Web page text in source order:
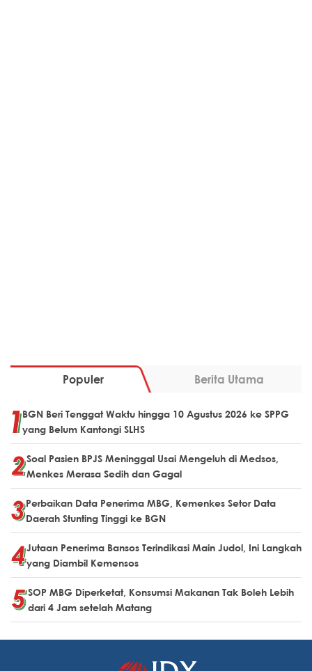
Populer Berita Utama
BGN Beri Tenggat Waktu hingga 10 Agustus 2026 ke SPPG
yang Belum Kantongi SLHS
Soal Pasien BPJS Meninggal Usai Mengeluh di Medsos,
Menkes Merasa Sedih dan Gagal
Perbaikan Data Penerima MBG, Kemenkes Setor Data
Daerah Stunting Tinggi ke BGN
Jutaan Penerima Bansos Terindikasi Main Judol, Ini Langkah
yang Diambil Kemensos
SOP MBG Diperketat, Konsumsi Makanan Tak Boleh Lebih
dari 4 Jam setelah Matang